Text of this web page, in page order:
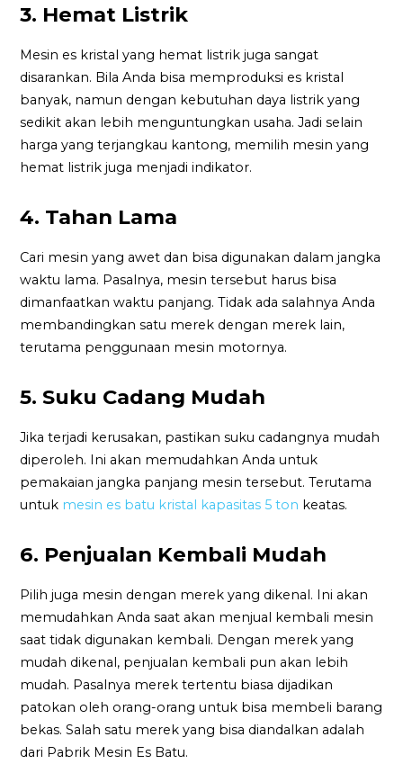
3. Hemat Listrik
Mesin es kristal yang hemat listrik juga sangat
disarankan. Bila Anda bisa memproduksi es kristal
banyak, namun dengan kebutuhan daya listrik yang
sedikit akan lebih menguntungkan usaha. Jadi selain
harga yang terjangkau kantong, memilih mesin yang
hemat listrik juga menjadi indikator.
4. Tahan Lama
Cari mesin yang awet dan bisa digunakan dalam jangka
waktu lama. Pasalnya, mesin tersebut harus bisa
dimanfaatkan waktu panjang. Tidak ada salahnya Anda
membandingkan satu merek dengan merek lain,
terutama penggunaan mesin motornya.
5. Suku Cadang Mudah
Jika terjadi kerusakan, pastikan suku cadangnya mudah
diperoleh. Ini akan memudahkan Anda untuk
pemakaian jangka panjang mesin tersebut. Terutama
untuk mesin es batu kristal kapasitas 5 ton keatas.
6. Penjualan Kembali Mudah
Pilih juga mesin dengan merek yang dikenal. Ini akan
memudahkan Anda saat akan menjual kembali mesin
saat tidak digunakan kembali. Dengan merek yang
mudah dikenal, penjualan kembali pun akan lebih
mudah. Pasalnya merek tertentu biasa dijadikan
patokan oleh orang-orang untuk bisa membeli barang
bekas. Salah satu merek yang bisa diandalkan adalah
dari Pabrik Mesin Es Batu.